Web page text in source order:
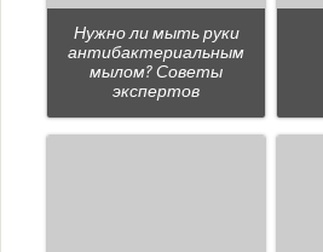
Нужно ли мыть руки
антибактериальным
мылом? Советы
экспертов